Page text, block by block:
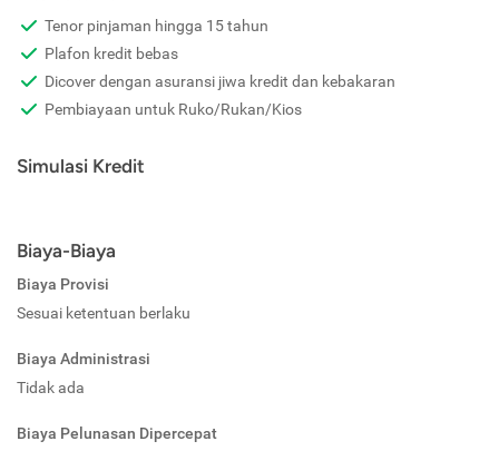
Tenor pinjaman hingga 15 tahun
Plafon kredit bebas
Dicover dengan asuransi jiwa kredit dan kebakaran
Pembiayaan untuk Ruko/Rukan/Kios
Simulasi Kredit
Biaya-Biaya
Biaya Provisi
Sesuai ketentuan berlaku
Biaya Administrasi
Tidak ada
Biaya Pelunasan Dipercepat